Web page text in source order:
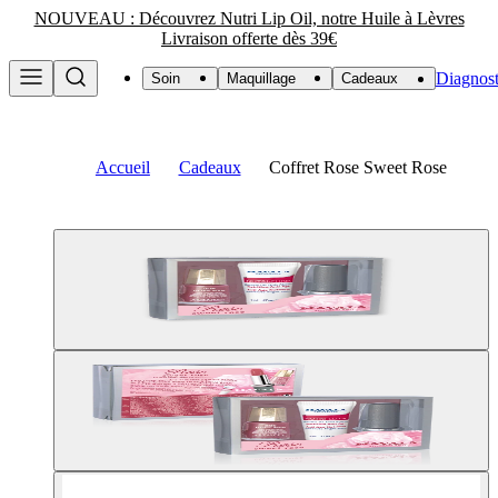
NOUVEAU : Découvrez Nutri Lip Oil, notre Huile à Lèvres
Livraison offerte dès 39€
Soin Maquillage Cadeaux
Accueil Cadeaux Coffret Rose Sweet Rose